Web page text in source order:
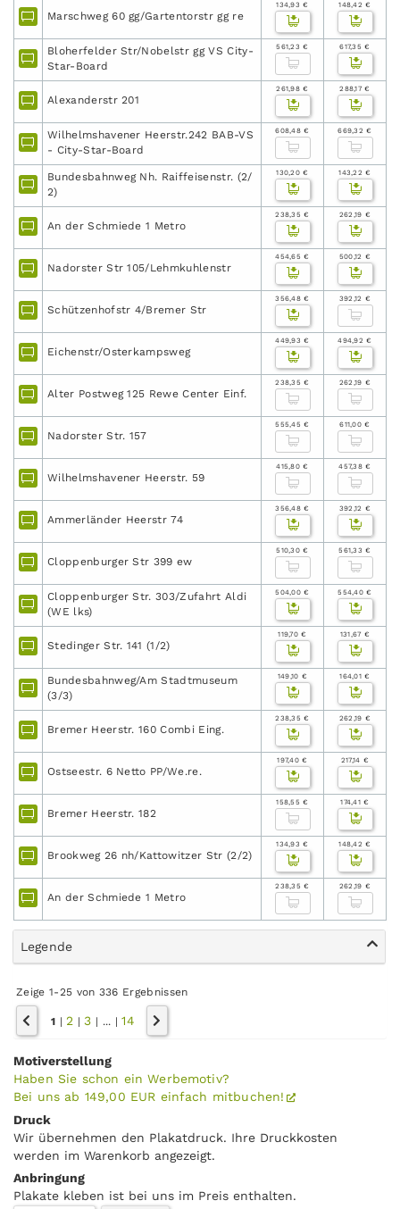
Marschweg 60 gg/Gartentorstr gg re
134,93 € 148,42 €
Bloherfelder Str/Nobelstr gg VS City-
Star-Board
561,23 € 617,35 €
Alexanderstr 201
261,98 € 288,17 €
Wilhelmshavener Heerstr.242 BAB-VS
- City-Star-Board
608,48 € 669,32 €
Bundesbahnweg Nh. Raiffeisenstr. (2/
2)
130,20 € 143,22 €
An der Schmiede 1 Metro
238,35 € 262,19 €
Nadorster Str 105/Lehmkuhlenstr
454,65 € 500,12 €
Schützenhofstr 4/Bremer Str
356,48 € 392,12 €
Eichenstr/Osterkampsweg
449,93 € 494,92 €
Alter Postweg 125 Rewe Center Einf.
238,35 € 262,19 €
Nadorster Str. 157
555,45 € 611,00 €
Wilhelmshavener Heerstr. 59
415,80 € 457,38 €
Ammerländer Heerstr 74
356,48 € 392,12 €
Cloppenburger Str 399 ew
510,30 € 561,33 €
Cloppenburger Str. 303/Zufahrt Aldi
(WE lks)
504,00 € 554,40 €
Stedinger Str. 141 (1/2)
119,70 € 131,67 €
Bundesbahnweg/Am Stadtmuseum
(3/3)
149,10 € 164,01 €
Bremer Heerstr. 160 Combi Eing.
238,35 € 262,19 €
Ostseestr. 6 Netto PP/We.re.
197,40 € 217,14 €
Bremer Heerstr. 182
158,55 € 174,41 €
Brookweg 26 nh/Kattowitzer Str (2/2)
134,93 € 148,42 €
An der Schmiede 1 Metro
238,35 € 262,19 €
Legende
Zeige 1-25 von 336 Ergebnissen
1 | 2 |3 | ... |14
Motiverstellung
Haben Sie schon ein Werbemotiv?
Bei uns ab 149,00 EUR einfach mitbuchen!
Druck
Wir übernehmen den Plakatdruck. Ihre Druckkosten
werden im Warenkorb angezeigt.
Anbringung
Plakate kleben ist bei uns im Preis enthalten.